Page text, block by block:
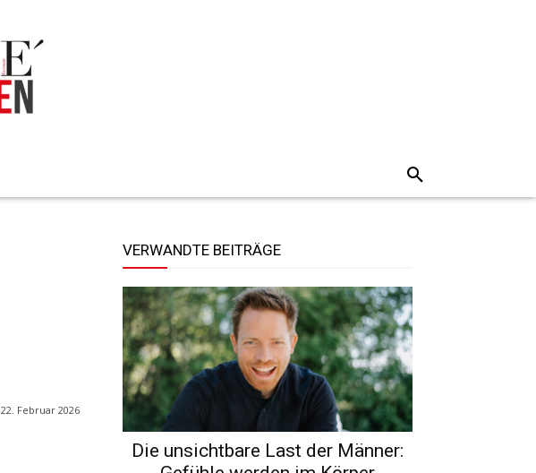
22. Februar 2026
VERWANDTE BEITRÄGE
Die unsichtbare Last der Männer: